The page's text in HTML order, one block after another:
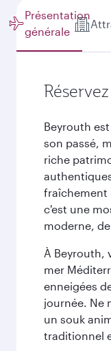
Présentation
générale
Beyrouth
son passé,
riche
fraîchement
c'est une
moderne,
À Beyrouth,
mer
enneigées
journée. Ne
un souk
traditionnel